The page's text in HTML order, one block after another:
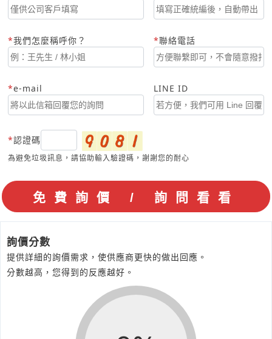
我們怎麼稱呼你？ 聯絡電話
e-mail LINE ID
認證碼
為避免垃圾訊息，請協助輸入驗證碼，謝謝您的耐心
詢價分數
提供詳細的詢價需求，使供應商更快的做出回應。
分數越高，您得到的反應越好。